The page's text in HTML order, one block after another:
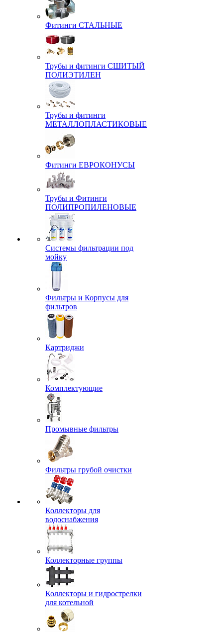
Фитинги СТАЛЬНЫЕ
Трубы и фитинги СШИТЫЙ
ПОЛИЭТИЛЕН
Трубы и фитинги
МЕТАЛЛОПЛАСТИКОВЫЕ
Фитинги ЕВРОКОНУСЫ
Трубы и Фитинги
ПОЛИПРОПИЛЕНОВЫЕ
Системы фильтрации под
мойку
Фильтры и Корпусы для
фильтров
Картриджи
Комплектующие
Промывные фильтры
Фильтры грубой очистки
Коллекторы для
водоснабжения
Коллекторные группы
Коллекторы и гидрострелки
для котельной